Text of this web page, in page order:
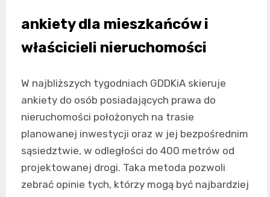
ankiety dla mieszkańców i
właścicieli nieruchomości
W najbliższych tygodniach GDDKiA skieruje
ankiety do osób posiadających prawa do
nieruchomości położonych na trasie
planowanej inwestycji oraz w jej bezpośrednim
sąsiedztwie, w odległości do 400 metrów od
projektowanej drogi. Taka metoda pozwoli
zebrać opinie tych, którzy mogą być najbardziej